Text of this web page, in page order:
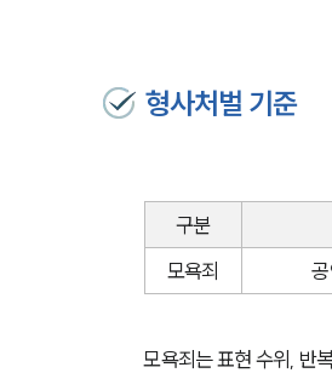
형사처벌 기준
구분
모욕죄
모욕죄는 표현 수위, 반